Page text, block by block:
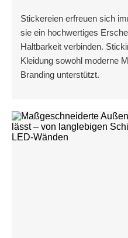
Stickereien erfreuen sich
sie ein hochwertiges
Haltbarkeit verbinden.
Kleidung sowohl moderne
Branding unterstützt.